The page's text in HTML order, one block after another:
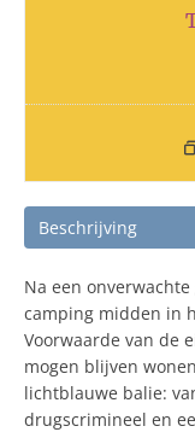
Beschrijving
Na een
camping midden in
Voorwaarde van de
mogen blijven
lichtblauwe balie:
drugscrimineel en